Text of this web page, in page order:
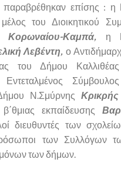
επίσης : η
του Διοικητικού
Κορωναίου-Καμπά, η
Λεβέντη, ο
του Δήμου
Ν.Σμύρνης
εκπαίδευσης
διευθυντές των
των Συλλόγων
των δήμων.